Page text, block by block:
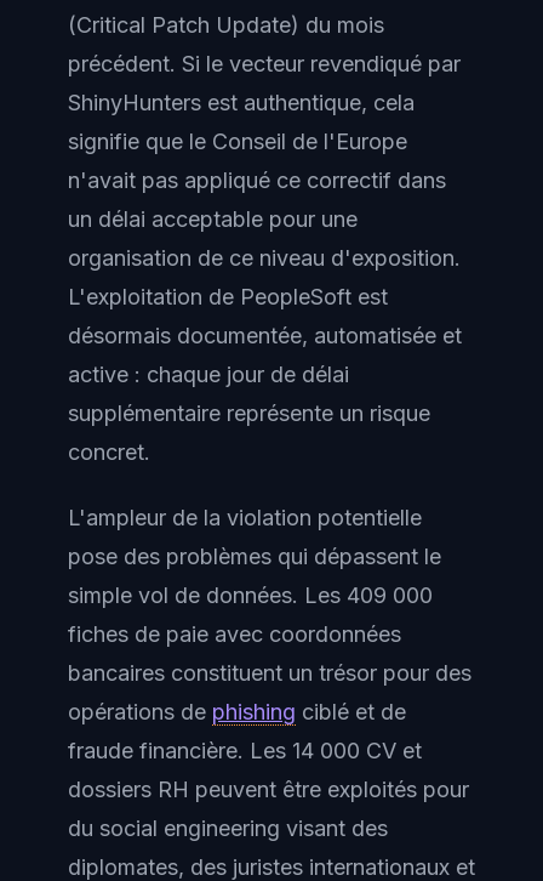
(Critical Patch Update) du mois
précédent. Si le vecteur revendiqué par
ShinyHunters est authentique, cela
signifie que le Conseil de l'Europe
n'avait pas appliqué ce correctif dans
un délai acceptable pour une
organisation de ce niveau d'exposition.
L'exploitation de PeopleSoft est
désormais documentée, automatisée et
active : chaque jour de délai
supplémentaire représente un risque
concret.
L'ampleur de la violation potentielle
pose des problèmes qui dépassent le
simple vol de données. Les 409 000
fiches de paie avec coordonnées
bancaires constituent un trésor pour des
opérations de phishing ciblé et de
fraude financière. Les 14 000 CV et
dossiers RH peuvent être exploités pour
du social engineering visant des
diplomates, des juristes internationaux et